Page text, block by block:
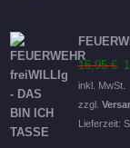
16,95€
inkl. MwSt.
zzgl.
Lieferzeit: